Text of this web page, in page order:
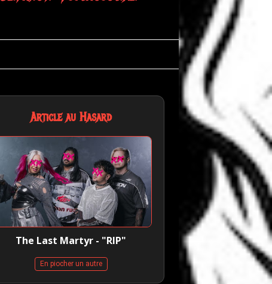
Article au Hasard
The Last Martyr - "RIP"
En piocher un autre